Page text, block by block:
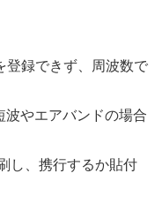
登録できず、周波数で
波やエアバンドの場合
し、携行するか貼付